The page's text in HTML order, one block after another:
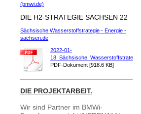
(bmwi.de)
DIE H2-STRATEGIE SACHSEN 22
Sächsische Wasserstoffstrategie - Energie -
sachsen.de
2022-01-
18_Sächsische_Wasserstoffstrateg[...]
PDF-Dokument [918.6 KB]
DIE PROJEKTARBEIT.
Wir sind Partner im BMWi-